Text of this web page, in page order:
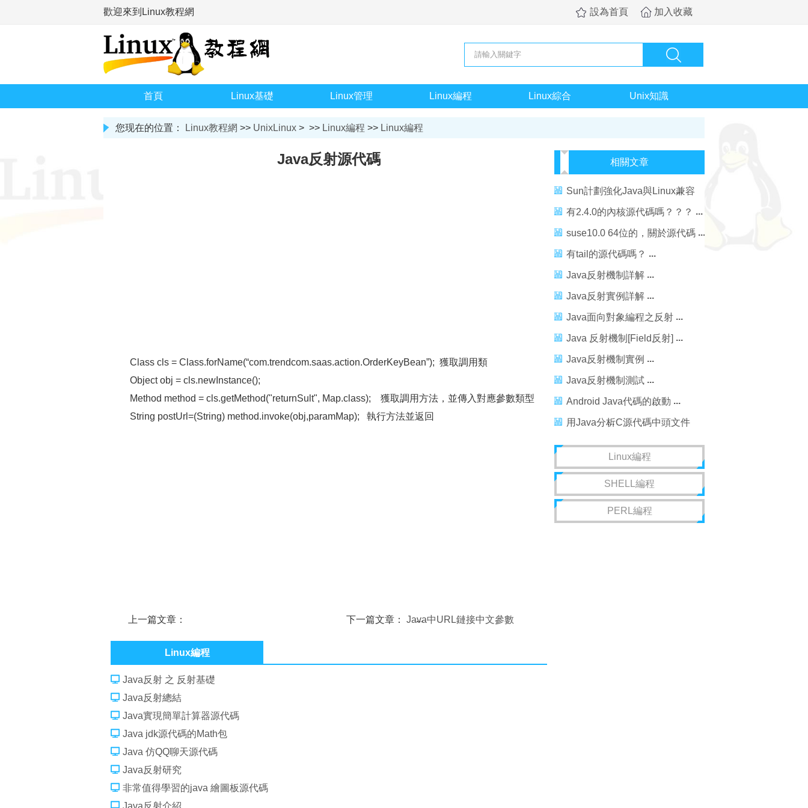
歡迎來到Linux教程網 設為首頁 加入收藏
首頁 Linux基礎 Linux管理 Linux編程 Linux綜合 Unix知識
您现在的位置： Linux教程網 >> UnixLinux > >> Linux編程 >> Linux編程
Java反射源代碼
Class cls = Class.forName(“com.trendcom.saas.action.OrderKeyBean”); 獲取調用類
Object obj = cls.newInstance();
Method method = cls.getMethod("returnSult", Map.class); 獲取調用方法，並傳入對應參數類型
String postUrl=(String) method.invoke(obj,paramMap); 執行方法並返回
上一篇文章：
下一篇文章： Java中URL鏈接中文參數
Linux編程
Java反射 之 反射基礎
Java反射總結
Java實現簡單計算器源代碼
Java jdk源代碼的Math包
Java 仿QQ聊天源代碼
Java反射研究
非常值得學習的java 繪圖板源代碼
Java反射介紹
相關文章
Sun計劃強化Java與Linux兼容
性及開放部分Java源代碼
有2.4.0的內核源代碼嗎？？？
suse10.0 64位的，關於源代碼
有tail的源代碼嗎？
Java反射機制詳解
Java反射實例詳解
Java面向對象編程之反射
Java 反射機制[Field反射]
Java反射機制實例
Java反射機制測試
Android Java代碼的啟動
用Java分析C源代碼中頭文件
使用頻率
Linux編程
SHELL編程
PERL編程